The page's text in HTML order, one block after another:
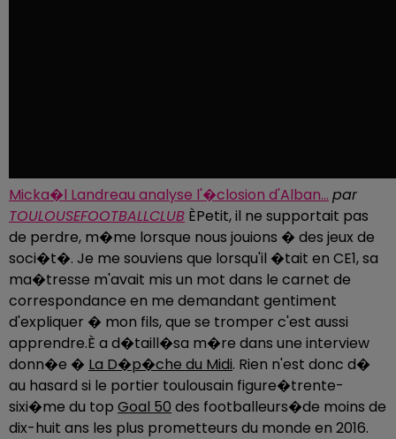
Micka�l Landreau analyse l'�closion d'Alban... par
TOULOUSEFOOTBALLCLUB ÈPetit, il ne supportait pas
de perdre, m�me lorsque nous jouions � des jeux de
soci�t�. Je me souviens que lorsqu'il �tait en CE1, sa
ma�tresse m'avait mis un mot dans le carnet de
correspondance en me demandant gentiment
d'expliquer � mon fils, que se tromper c'est aussi
apprendre.È a d�taill�sa m�re dans une interview
donn�e � La D�p�che du Midi. Rien n'est donc d�
au hasard si le portier toulousain figure�trente-
sixi�me du top Goal 50 des footballeurs�de moins de
dix-huit ans les plus prometteurs du monde en 2016.